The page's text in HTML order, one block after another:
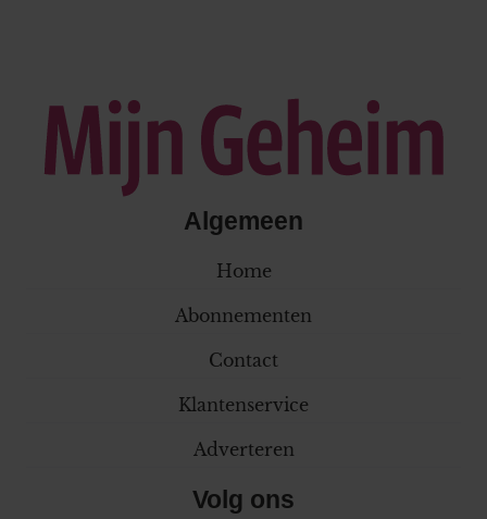
Algemeen
Home
Abonnementen
Contact
Klantenservice
Adverteren
Volg ons